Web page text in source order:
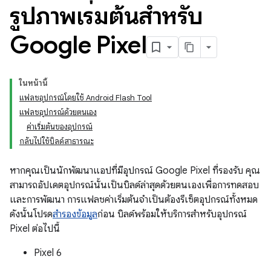
รูปภาพเริ่มต้นสําหรับ
Google Pixel
ในหน้านี้
แฟลชอุปกรณ์โดยใช้ Android Flash Tool
แฟลชอุปกรณ์ด้วยตนเอง
ค่าเริ่มต้นของอุปกรณ์
กลับไปใช้บิลด์สาธารณะ
หากคุณเป็นนักพัฒนาแอปที่มีอุปกรณ์ Google Pixel ที่รองรับ คุณ
สามารถอัปเดตอุปกรณ์นั้นเป็นบิลด์ล่าสุดด้วยตนเองเพื่อการทดสอบ
และการพัฒนา การแฟลชค่าเริ่มต้นจำเป็นต้องรีเซ็ตอุปกรณ์ทั้งหมด
ดังนั้นโปรดสำรองข้อมูลก่อน บิลด์พร้อมให้บริการสำหรับอุปกรณ์
Pixel ต่อไปนี้
Pixel 6